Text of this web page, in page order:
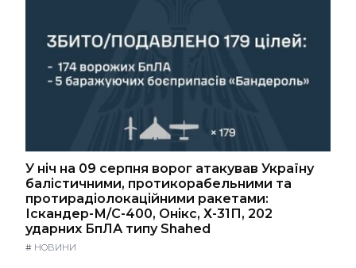
У ніч на 09 серпня ворог атакував Україну
балістичними, протикорабельними та
протирадіолокаційними ракетами:
Іскандер-М/С-400, Онікс, Х-31П, 202
ударних БпЛА типу Shahed
# НОВИНИ